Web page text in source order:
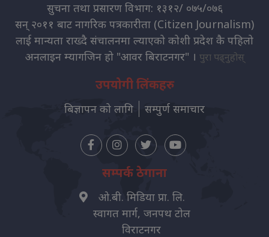
सुचना तथा प्रसारण विभाग: १३१२/ ०७५/०७६
सन् २०११ बाट नागरिक पत्रकारीता (Citizen Journalism)
लाई मान्यता राख्दै संचालनमा ल्याएको कोशी प्रदेश कै पहिलो
अनलाइन म्यागजिन हो "आवर बिराटनगर" । पुरा पढ्नुहोस्
उपयोगी लिंकहरु
बिज्ञापन को लागि सम्पुर्ण समाचार
सम्पर्क ठेगाना
ओ.बी. मिडिया प्रा. लि.
स्वागत मार्ग, जनपथ टोल
विराटनगर